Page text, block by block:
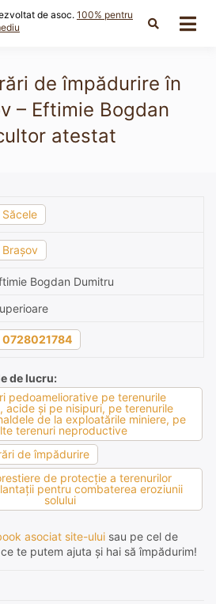
de asoc. 100% pentru
de împădurire în
– Eftimie Bogdan
atestat
Săcele
Brașov
Bogdan Dumitru
0728021784
de lucru:
pedoameliorative pe terenurile
acide şi pe nisipuri, pe terenurile
de la exploatările miniere, pe
terenuri neproductive
de împădurire
de protecţie a terenurilor
pentru combaterea eroziunii
solului
asociat site-ului sau pe cel de
te putem ajuta și hai să împădurim!